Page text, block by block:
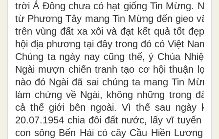
trời Á Đông chưa có hạt giống Tin Mừng.
từ Phương Tây mang Tin Mừng đến gieo vãi
trên vùng đất xa xôi và đạt kết quả tốt đẹp,
hội địa phương tại đây trong đó có Việt Nam.
Chúng ta ngày nay cũng thế, ý Chúa Nhiệm
Ngài mượn chiến tranh tạo cơ hội thuận lợi,
nào đó Ngài đã sai chúng ta mang Tin Mừng
làm chứng về Ngài, không những trong đất
cả thế giới bên ngoài. Vì thế sau ngày ký
20.07.1954 chia đôi đất nước, lấy vĩ tuyến
con sông Bến Hải có cây Cầu Hiền Lương